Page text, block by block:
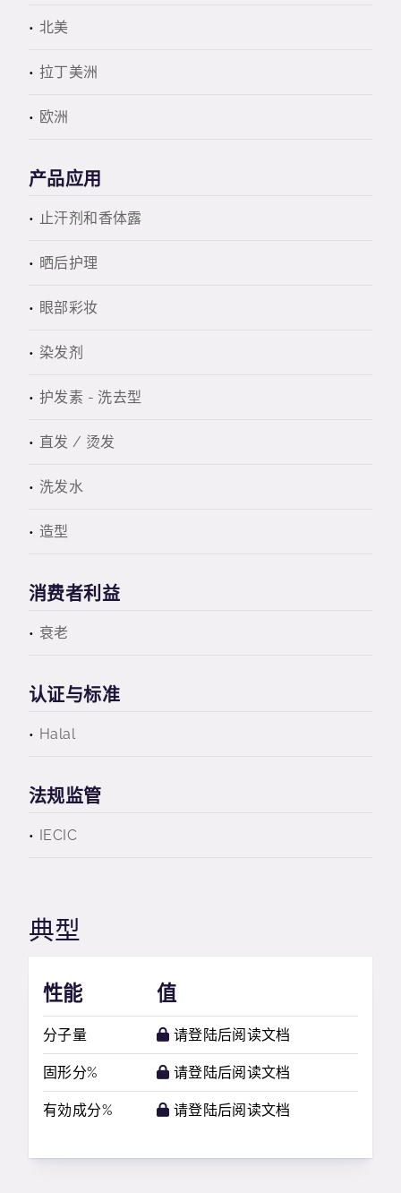
北美
拉丁美洲
欧洲
产品应用
止汗剂和香体露
晒后护理
眼部彩妆
染发剂
护发素 - 洗去型
直发 / 烫发
洗发水
造型
消费者利益
衰老
认证与标准
Halal
法规监管
IECIC
典型
性能 值
分子量 请登陆后阅读文档
固形分% 请登陆后阅读文档
有効成分% 请登陆后阅读文档